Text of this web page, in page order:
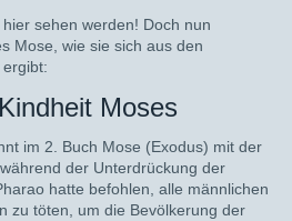
sehen werden! Doch nun
Mose, wie sie sich aus den
Moses
im 2. Buch Mose (Exodus) mit der
der Unterdrückung der
hatte befohlen, alle männlichen
zu töten, um die Bevölkerung der